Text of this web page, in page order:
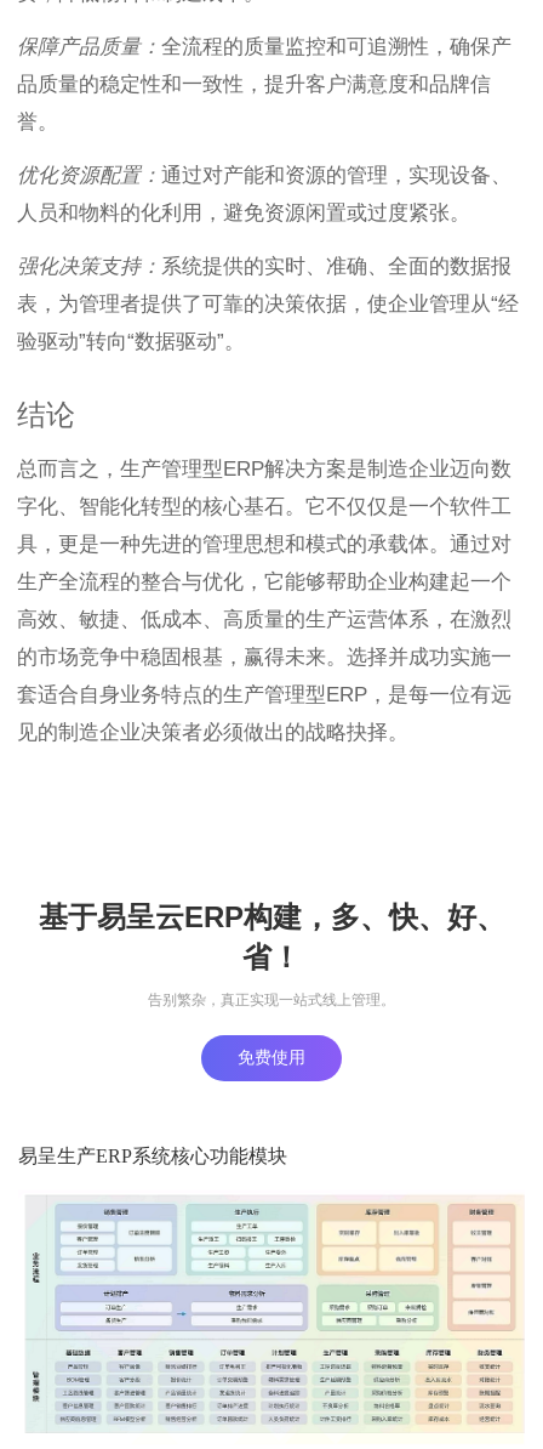
保障产品质量： 全流程的质量监控和可追溯性，确保产
品质量的稳定性和一致性，提升客户满意度和品牌信
誉。
优化资源配置： 通过对产能和资源的管理，实现设备、
人员和物料的化利用，避免资源闲置或过度紧张。
强化决策支持： 系统提供的实时、准确、全面的数据报
表，为管理者提供了可靠的决策依据，使企业管理从“经
验驱动”转向“数据驱动”。
结论
总而言之，生产管理型ERP解决方案是制造企业迈向数
字化、智能化转型的核心基石。它不仅仅是一个软件工
具，更是一种先进的管理思想和模式的承载体。通过对
生产全流程的整合与优化，它能够帮助企业构建起一个
高效、敏捷、低成本、高质量的生产运营体系，在激烈
的市场竞争中稳固根基，赢得未来。选择并成功实施一
套适合自身业务特点的生产管理型ERP，是每一位有远
见的制造企业决策者必须做出的战略抉择。
基于易呈云ERP构建，多、快、好、
省！
告别繁杂，真正实现一站式线上管理。
免费使用
易呈生产ERP系统核心功能模块